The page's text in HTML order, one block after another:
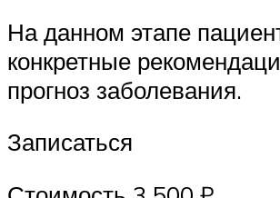
На данном этапе
конкретные
прогноз заболевания.
Записаться